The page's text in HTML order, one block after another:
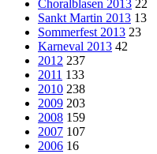
Choralblasen 2013 22
Sankt Martin 2013 13
Sommerfest 2013 23
Karneval 2013 42
2012 237
2011 133
2010 238
2009 203
2008 159
2007 107
2006 16